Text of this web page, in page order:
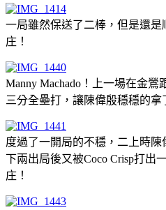
一局雖然保送了二棒，但是還
庄！
Manny Machado！上一場在金
三分全壘打，讓陳偉殷穩穩的拿
度過了一開局的不穩，二上時
下兩出局後又被Coco Crisp打出
庄！